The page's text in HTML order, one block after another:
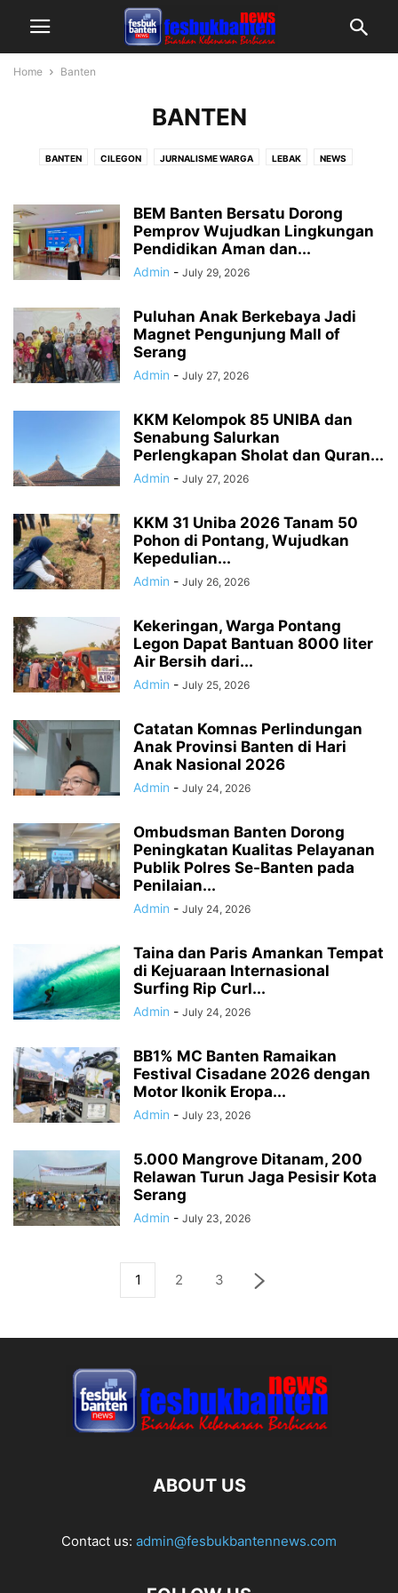
Home Banten
BANTEN
BANTEN CILEGON JURNALISME WARGA LEBAK NEWS
BEM Banten Bersatu Dorong
Pemprov Wujudkan Lingkungan
Pendidikan Aman dan...
Admin - July 29, 2026
Puluhan Anak Berkebaya Jadi
Magnet Pengunjung Mall of
Serang
Admin - July 27, 2026
KKM Kelompok 85 UNIBA dan
Senabung Salurkan
Perlengkapan Sholat dan Quran...
Admin - July 27, 2026
KKM 31 Uniba 2026 Tanam 50
Pohon di Pontang, Wujudkan
Kepedulian...
Admin - July 26, 2026
Kekeringan, Warga Pontang
Legon Dapat Bantuan 8000 liter
Air Bersih dari...
Admin - July 25, 2026
Catatan Komnas Perlindungan
Anak Provinsi Banten di Hari
Anak Nasional 2026
Admin - July 24, 2026
Ombudsman Banten Dorong
Peningkatan Kualitas Pelayanan
Publik Polres Se-Banten pada
Penilaian...
Admin - July 24, 2026
Taina dan Paris Amankan Tempat
di Kejuaraan Internasional
Surfing Rip Curl...
Admin - July 24, 2026
BB1% MC Banten Ramaikan
Festival Cisadane 2026 dengan
Motor Ikonik Eropa...
Admin - July 23, 2026
5.000 Mangrove Ditanam, 200
Relawan Turun Jaga Pesisir Kota
Serang
Admin - July 23, 2026
1 2 3
ABOUT US
Contact us: admin@fesbukbantennews.com